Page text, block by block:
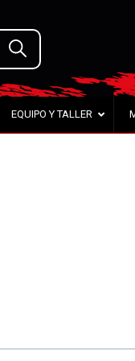
EQUIPO Y TALLER